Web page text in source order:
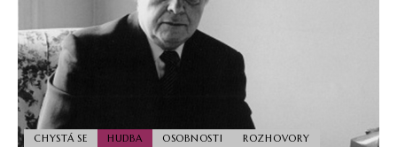
CHYSTÁ SE HUDBA OSOBNOSTI
ROZHOVORY